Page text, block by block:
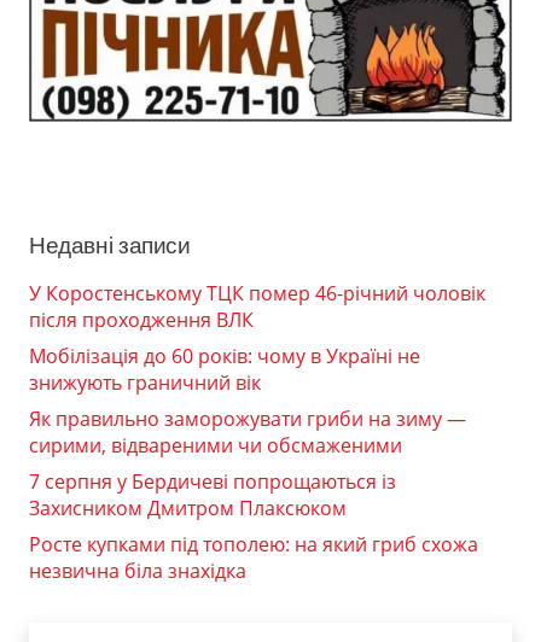
Недавні записи
У Коростенському ТЦК помер 46-річний чоловік
після проходження ВЛК
Мобілізація до 60 років: чому в Україні не
знижують граничний вік
Як правильно заморожувати гриби на зиму —
сирими, відвареними чи обсмаженими
7 серпня у Бердичеві попрощаються із
Захисником Дмитром Плаксюком
Росте купками під тополею: на який гриб схожа
незвична біла знахідка